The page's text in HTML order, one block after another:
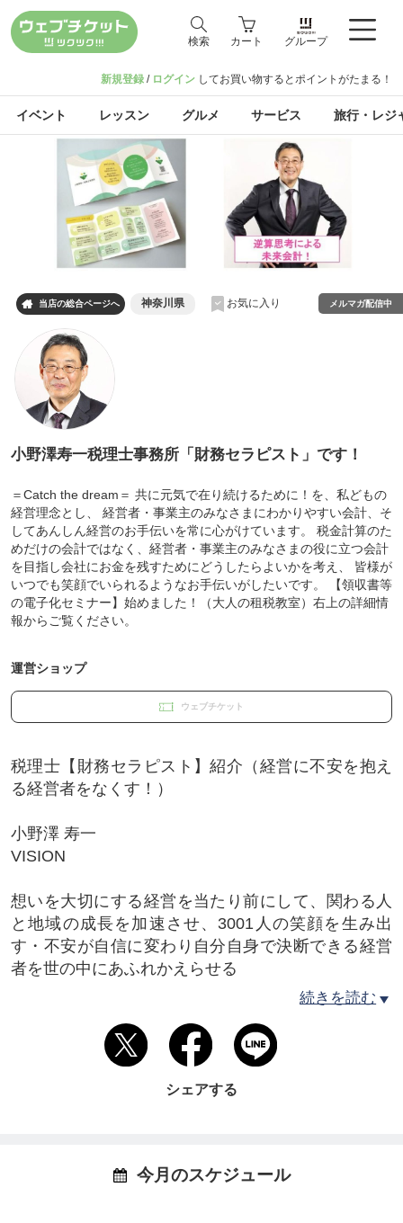
検索 カート グループ
新規登録 / ログイン してお買い物するとポイントがたまる！
イベント レッスン グルメ サービス 旅行・レジ
 当店の総合ページへ 神奈川県 お気に入り メルマガ配信中
小野澤寿一税理士事務所「財務セラピスト」です！
＝Catch the dream＝ 共に元気で在り続けるために！を、私どもの
経営理念とし、 経営者・事業主のみなさまにわかりやすい会計、そ
してあんしん経営のお手伝いを常に心がけています。 税金計算のた
めだけの会計ではなく、経営者・事業主のみなさまの役に立つ会計
を目指し会社にお金を残すためにどうしたらよいかを考え、 皆様が
いつでも笑顔でいられるようなお手伝いがしたいです。 【領収書等
の電子化セミナー】始めました！（大人の租税教室）右上の詳細情
報からご覧ください。
運営ショップ
ウェブチケット
税理士【財務セラピスト】紹介（経営に不安を抱え
る経営者をなくす！）
小野澤 寿一
VISION
想いを大切にする経営を当たり前にして、関わる人
と地域の成長を加速させ、3001人の笑顔を生み出
す・不安が自信に変わり自分自身で決断できる経営
者を世の中にあふれかえらせる
法政大学法学部法律学科卒業後、
公認会計士・税理士小野澤吉治事務所27年間勤務
キャッシュフローコーチ（協会№290）
続きを読む
シェアする
今月のスケジュール